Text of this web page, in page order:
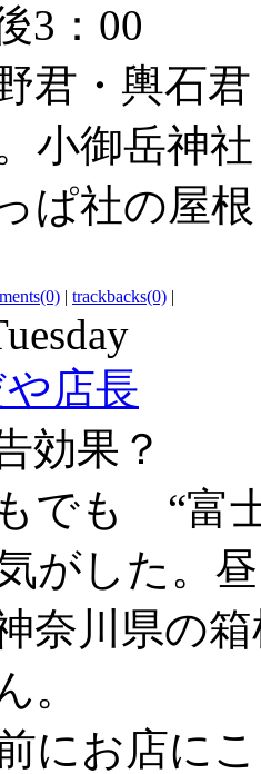
3：00
君・輿石
小御岳神
社の屋根
| trackbacks(0) |
店長
効果？
でも “富
がした。
奈川県の
。
にお店に